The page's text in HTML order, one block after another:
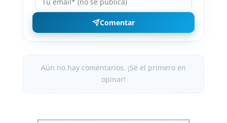
Comentar
Aún no hay comentarios. ¡Sé el primero en
opinar!